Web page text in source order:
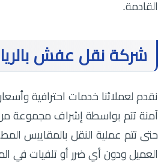
القادمة.
شركة نقل عفش
نقدم لعملائنا خدمات احترافية
آمنة تتم بواسطة إشراف مجموعة من
حتى تتم عملية النقل بالمقاييس
العميل ودون أي ضرر أو تلفيات في